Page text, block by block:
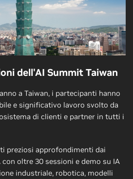
dell'AI Summit Taiwan
a Taiwan, i partecipanti hanno
e significativo lavoro svolto da
di clienti e partner in tutti i
preziosi approfondimenti dai
oltre 30 sessioni e demo su IA
industriale, robotica, modelli